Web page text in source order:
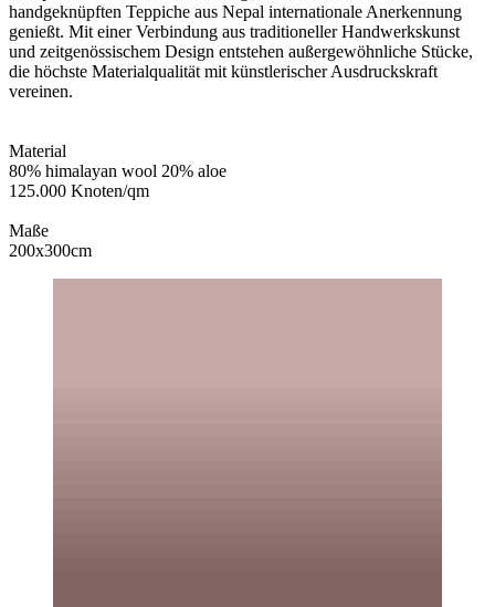
handgeknüpften Teppiche aus Nepal internationale Anerkennung
genießt. Mit einer Verbindung aus traditioneller Handwerkskunst
und zeitgenössischem Design entstehen außergewöhnliche Stücke,
die höchste Materialqualität mit künstlerischer Ausdruckskraft
vereinen.
Material
80% himalayan wool 20% aloe
125.000 Knoten/qm
Maße
200x300cm